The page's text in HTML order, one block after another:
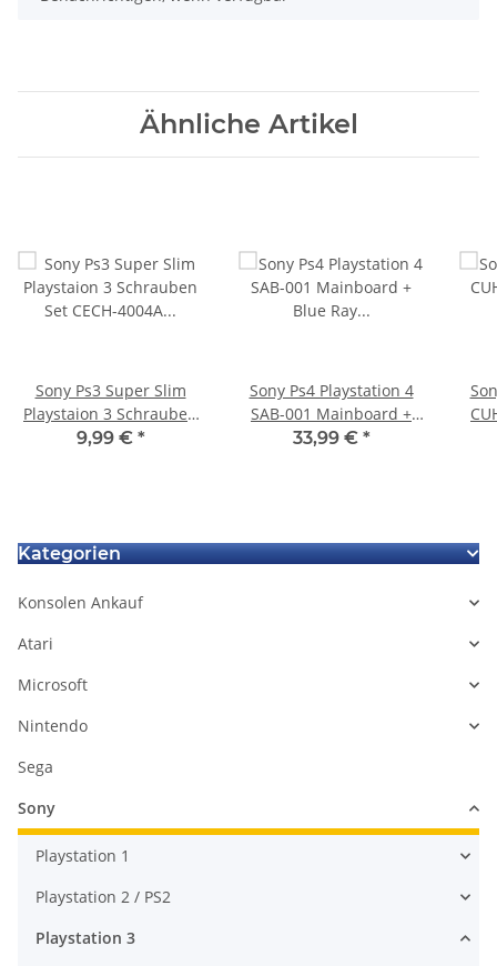
Ähnliche Artikel
Sony Ps3 Super Slim
Playstaion 3 Schrauben
Set CECH-4004A / 4003A
9,99 € *
Sony Ps4 Playstation 4
SAB-001 Mainboard +
Blue Ray Mainboard
33,99 € *
Kategorien
Konsolen Ankauf
Atari
Microsoft
Nintendo
Sega
Sony
Playstation 1
Playstation 2 / PS2
Playstation 3